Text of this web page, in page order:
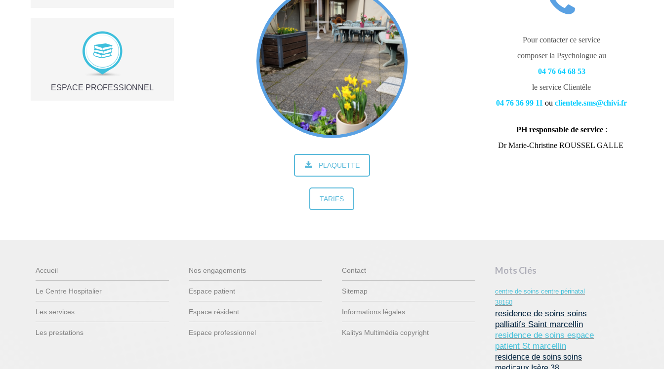
PLAQUETTE
TARIFS
Pour contacter ce service
composer la Psychologue au
04 76 64 68 53
le service Clientèle
04 76 36 99 11ou clientele.sms@chivi.fr
PH responsable de service:
Dr Marie-Christine ROUSSEL GALLE
ESPACE PROFESSIONNEL
Accueil
Le Centre Hospitalier
Les services
Les prestations
Nos engagements
Espace patient
Espace résident
Espace professionnel
Contact
Sitemap
Informations légales
Kalitys Multimédia copyright
Mots Clés
centre de soins centre périnatal
38160
residence de soins soins
palliatifs Saint marcellin
residence de soins espace
patient St marcellin
residence de soins soins